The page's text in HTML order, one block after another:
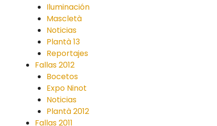
Iluminación
Mascletà
Noticias
Plantà 13
Reportajes
Fallas 2012
Bocetos
Expo Ninot
Noticias
Plantà 2012
Fallas 2011